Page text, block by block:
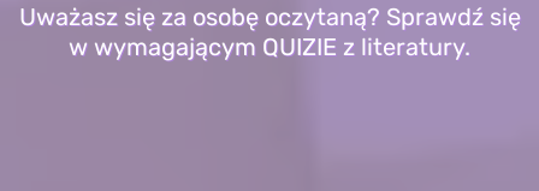
Uważasz się za osobę oczytaną? Sprawdź się
w wymagającym QUIZIE z literatury.